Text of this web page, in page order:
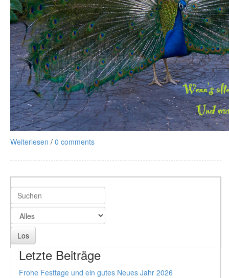
Weiterlesen / 0 comments
Letzte Beiträge
Frohe Festtage und ein gutes Neues Jahr 2026